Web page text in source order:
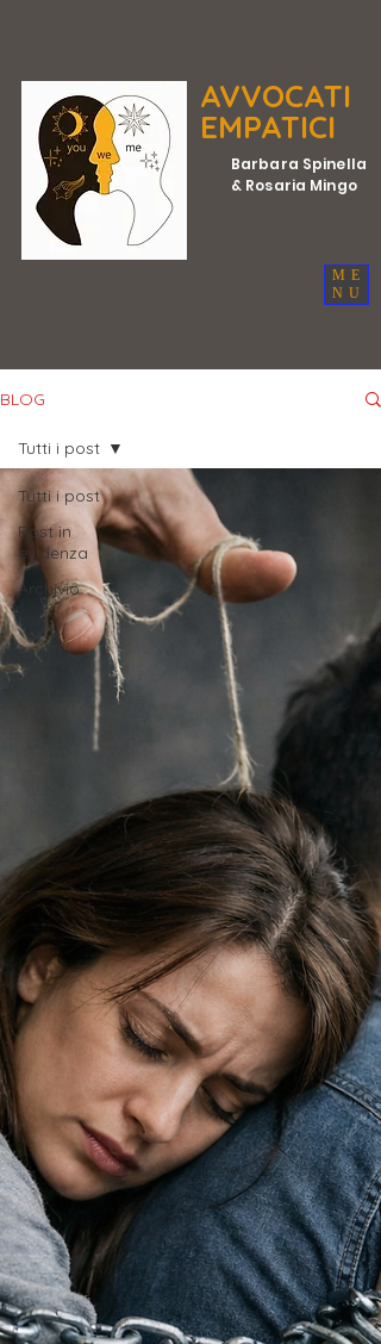
AVVOCATI
EMPATICI
ME
NU
Barbara Spinella
& Rosaria Mingo
BLOG
Tutti i post
Post in
evidenza
Archivio
Tutti i post